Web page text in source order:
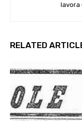
lavora
RELATED